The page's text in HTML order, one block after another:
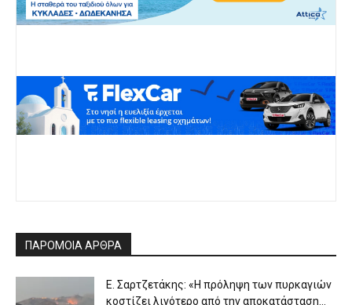
ΠΑΡΟΜΟΙΑ ΑΡΘΡΑ
Ε. Σαρτζετάκης: «Η πρόληψη των πυρκαγιών
κοστίζει λιγότερο από την αποκατάσταση...